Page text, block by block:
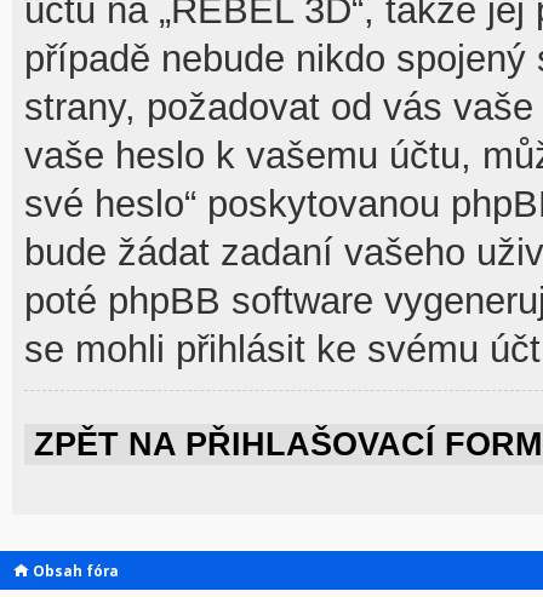
účtu na „REBEL 3D“, takže
případě nebude nikdo spojený
strany, požadovat od vás
vaše heslo k vašemu účtu,
své heslo“ poskytovanou
bude žádat zadaní vašeho
poté phpBB software
se mohli přihlásit ke svému
ZPĚT NA PŘIHLAŠOVACÍ
Obsah fóra